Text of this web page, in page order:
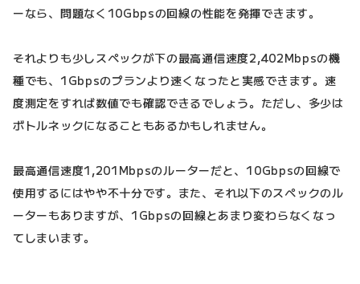
ーなら、問題なく10Gbpsの回線の性能を発揮できます。
それよりも少しスペックが下の最高通信速度2,402Mbpsの機
種でも、1Gbpsのプランより速くなったと実感できます。速
度測定をすれば数値でも確認できるでしょう。ただし、多少は
ボトルネックになることもあるかもしれません。
最高通信速度1,201Mbpsのルーターだと、10Gbpsの回線で
使用するにはやや不十分です。また、それ以下のスペックのル
ーターもありますが、1Gbpsの回線とあまり変わらなくなっ
てしまいます。